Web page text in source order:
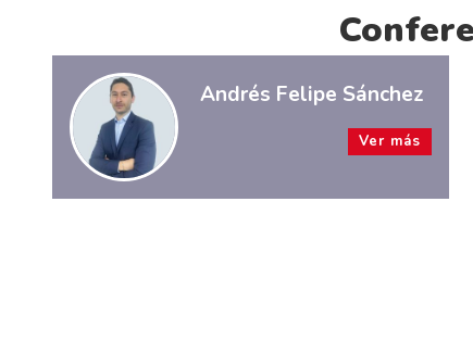
Andrés Felipe Sánchez
Ver más